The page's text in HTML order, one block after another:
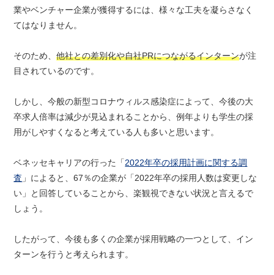
業やベンチャー企業が獲得するには、様々な工夫を凝らさなく
てはなりません。
そのため、他社との差別化や自社PRにつながるインターンが注
目されているのです。
しかし、今般の新型コロナウィルス感染症によって、今後の大
卒求人倍率は減少が見込まれることから、例年よりも学生の採
用がしやすくなると考えている人も多いと思います。
ベネッセキャリアの行った「2022年卒の採用計画に関する調
査 」によると、67％の企業が「2022年卒の採用人数は変更しな
い」と回答していることから、楽観視できない状況と言えるで
しょう。
したがって、今後も多くの企業が採用戦略の一つとして、イン
ターンを行うと考えられます。